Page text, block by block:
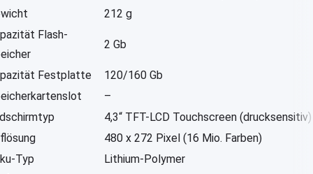
212 g
Flash-
2 Gb
Festplatte
120/160 Gb
–
4,3“ TFT-LCD Touchscreen (drucksensitiv)
480 x 272 Pixel (16 Mio. Farben)
Typ
Lithium-Polymer